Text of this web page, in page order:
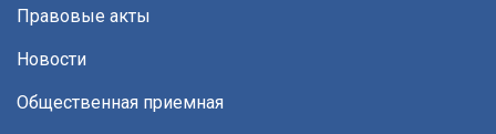
Правовые акты
Новости
Общественная приемная